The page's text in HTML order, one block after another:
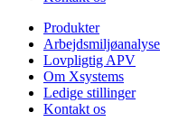
Produkter
Arbejdsmiljøanalyse
Lovpligtig APV
Om Xsystems
Ledige stillinger
Kontakt os